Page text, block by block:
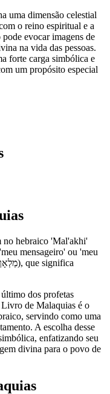
uma dimensão celestial
o reino espiritual e a
evocar imagens de
na vida das pessoas.
forte carga simbólica e
um propósito especial
no hebraico 'Mal'akhi'
dos profetas
de Malaquias é o
servindo como uma
A escolha desse
enfatizando seu
divina para o povo de